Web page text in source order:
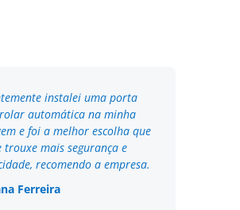
instalei uma porta
automática na minha
e foi a melhor escolha que
trouxe mais segurança e
recomendo a empresa.
Ferreira